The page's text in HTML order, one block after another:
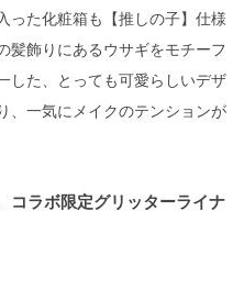
った化粧箱も【推しの子】仕様
飾りにあるウサギをモチーフ
した、とっても可愛らしいデザ
一気にメイクのテンションが
コラボ限定グリッターライナ